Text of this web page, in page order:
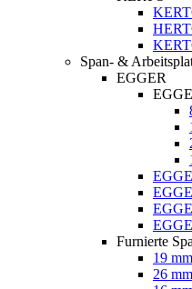
Span- &
EGGER
Furnierte
19 mm
26 mm